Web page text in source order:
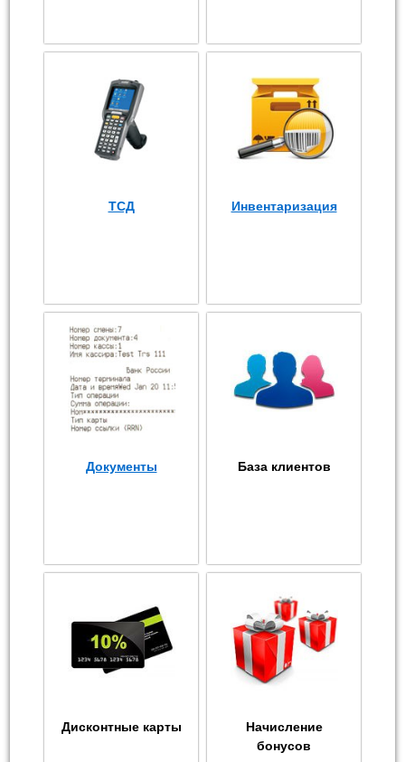
ТСД Инвентаризация
Документы База клиентов
Дисконтные карты
Начисление
бонусов